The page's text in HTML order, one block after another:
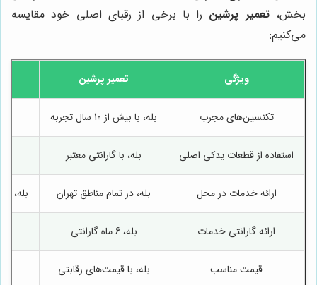
بخش،تعمیر پرشین را با برخی از رقبای اصلی خود مقایسه
می‌کنیم:
ویژگی تعمیر پرشین
تکنسین‌های مجرب بله، با بیش از 10 سال تجربه
استفاده از قطعات یدکی اصلی بله، با گارانتی معتبر
ارائه خدمات در محل بله، در تمام مناطق تهران بله،
ارائه گارانتی خدمات بله، 6 ماه گارانتی
قیمت مناسب بله، با قیمت‌های رقابتی